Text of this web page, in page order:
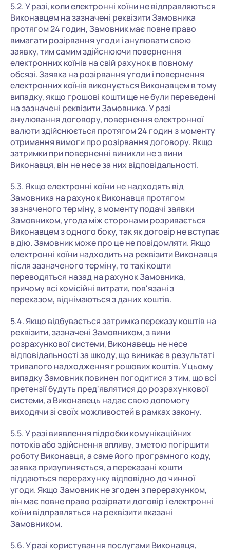
5.2. У разі, коли електронні коїни не відправляються
Виконавцем на зазначені реквізити Замовника
протягом 24 годин, Замовник має повне право
вимагати розірвання угоди і анулювати свою
заявку, тим самим здійснюючи повернення
електронних коїнів на свій рахунок в повному
обсязі. Заявка на розірвання угоди і повернення
електронних коїнів виконується Виконавцем в тому
випадку, якщо грошові кошти ще не були переведені
на зазначені реквізити Замовника. У разі
анулювання договору, повернення електронної
валюти здійснюється протягом 24 годин з моменту
отримання вимоги про розірвання договору. Якщо
затримки при поверненні виникли не з вини
Виконавця, він не несе за них відповідальності.
5.3. Якщо електронні коїни не надходять від
Замовника на рахунок Виконавця протягом
зазначеного терміну, з моменту подачі заявки
Замовником, угода між сторонами розривається
Виконавцем з одного боку, так як договір не вступає
в дію. Замовник може про це не повідомляти. Якщо
електронні коїни надходить на реквізити Виконавця
після зазначеного терміну, то такі кошти
переводяться назад на рахунок Замовника,
причому всі комісійні витрати, пов'язані з
переказом, віднімаються з даних коштів.
5.4. Якщо відбувається затримка переказу коштів на
реквізити, зазначені Замовником, з вини
розрахункової системи, Виконавець не несе
відповідальності за шкоду, що виникає в результаті
тривалого надходження грошових коштів. У цьому
випадку Замовник повинен погодитися з тим, що всі
претензії будуть пред'являтися до розрахункової
системи, а Виконавець надає свою допомогу
виходячи зі своїх можливостей в рамках закону.
5.5. У разі виявлення підробки комунікаційних
потоків або здійснення впливу, з метою погіршити
роботу Виконавця, а саме його програмного коду,
заявка призупиняється, а переказані кошти
піддаються перерахунку відповідно до чинної
угоди. Якщо Замовник не згоден з перерахунком,
він має повне право розірвати договір і електронні
коїни відправляться на реквізити вказані
Замовником.
5.6. У разі користування послугами Виконавця,